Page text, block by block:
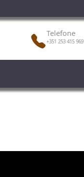
Telefone
+351 253 415 969